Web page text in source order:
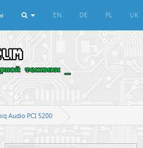
EN DE PL UK
Audio PCI 5200